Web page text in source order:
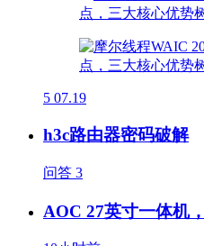
5 07.19
h3c路由器密码破解
问答 3
AOC 27英寸一体机